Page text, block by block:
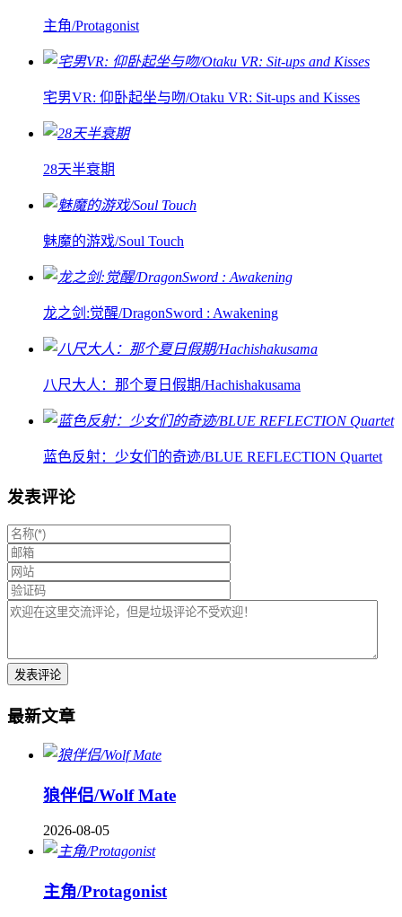
主角/Protagonist
宅男VR: 仰卧起坐与吻/Otaku VR: Sit-ups and Kisses
28天半衰期
魅魔的游戏/Soul Touch
龙之剑:觉醒/DragonSword : Awakening
八尺大人：那个夏日假期/Hachishakusama
蓝色反射：少女们的奇迹/BLUE REFLECTION Quartet
发表评论
最新文章
狼伴侣/Wolf Mate
2026-08-05
主角/Protagonist